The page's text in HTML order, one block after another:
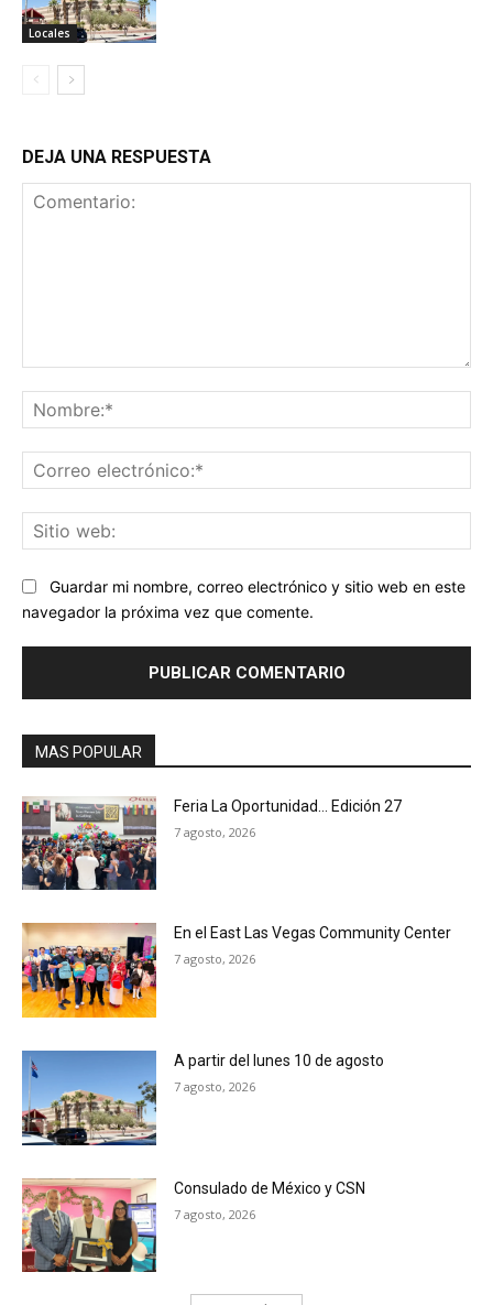
Locales
DEJA UNA RESPUESTA
Guardar mi nombre, correo electrónico y sitio web en este
navegador la próxima vez que comente.
MAS POPULAR
Feria La Oportunidad… Edición 27
7 agosto, 2026
En el East Las Vegas Community Center
7 agosto, 2026
A partir del lunes 10 de agosto
7 agosto, 2026
Consulado de México y CSN
7 agosto, 2026